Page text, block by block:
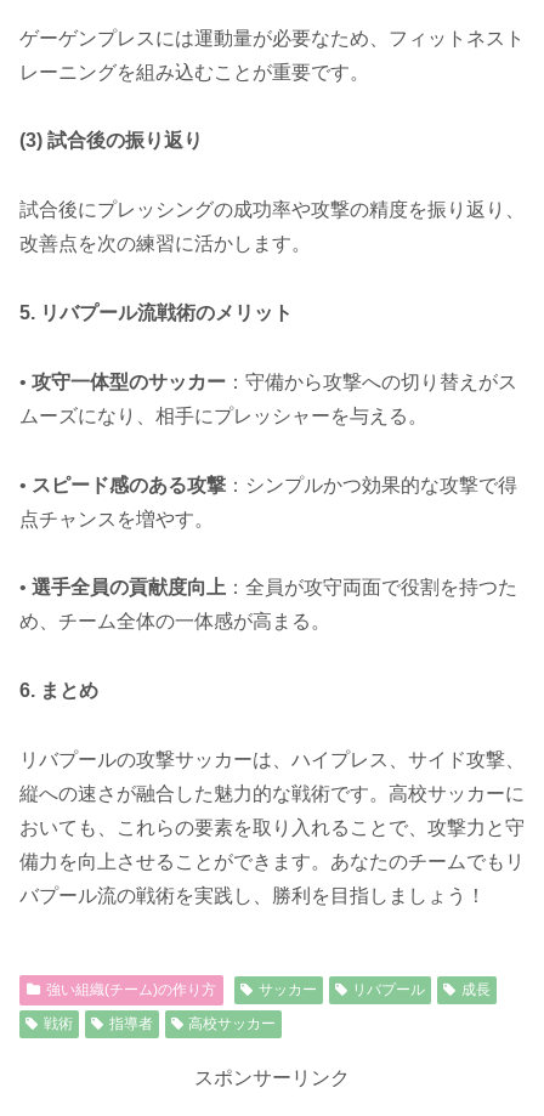
ゲーゲンプレスには運動量が必要なため、フィットネスト
レーニングを組み込むことが重要です。
(3) 試合後の振り返り
試合後にプレッシングの成功率や攻撃の精度を振り返り、
改善点を次の練習に活かします。
5. リバプール流戦術のメリット
• 攻守一体型のサッカー ：守備から攻撃への切り替えがス
ムーズになり、相手にプレッシャーを与える。
• スピード感のある攻撃 ：シンプルかつ効果的な攻撃で得
点チャンスを増やす。
• 選手全員の貢献度向上 ：全員が攻守両面で役割を持つた
め、チーム全体の一体感が高まる。
6. まとめ
リバプールの攻撃サッカーは、ハイプレス、サイド攻撃、
縦への速さが融合した魅力的な戦術です。高校サッカーに
おいても、これらの要素を取り入れることで、攻撃力と守
備力を向上させることができます。あなたのチームでもリ
バプール流の戦術を実践し、勝利を目指しましょう！
強い組織(チーム)の作り方 サッカー リバプール
成長
戦術
指導者 高校サッカー
スポンサーリンク